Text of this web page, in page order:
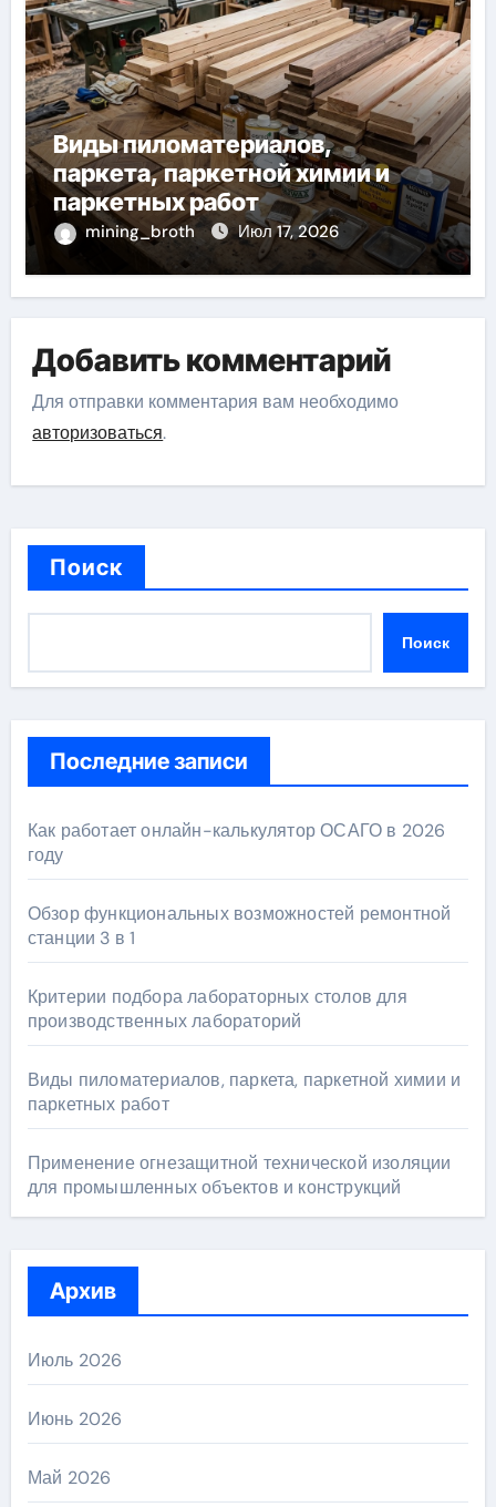
Виды пиломатериалов,
паркета, паркетной химии и
паркетных работ
mining_broth Июл 17, 2026
Добавить комментарий
Для отправки комментария вам необходимо
авторизоваться.
Поиск
Поиск
Последние записи
Как работает онлайн-калькулятор ОСАГО в 2026
году
Обзор функциональных возможностей ремонтной
станции 3 в 1
Критерии подбора лабораторных столов для
производственных лабораторий
Виды пиломатериалов, паркета, паркетной химии и
паркетных работ
Применение огнезащитной технической изоляции
для промышленных объектов и конструкций
Архив
Июль 2026
Июнь 2026
Май 2026